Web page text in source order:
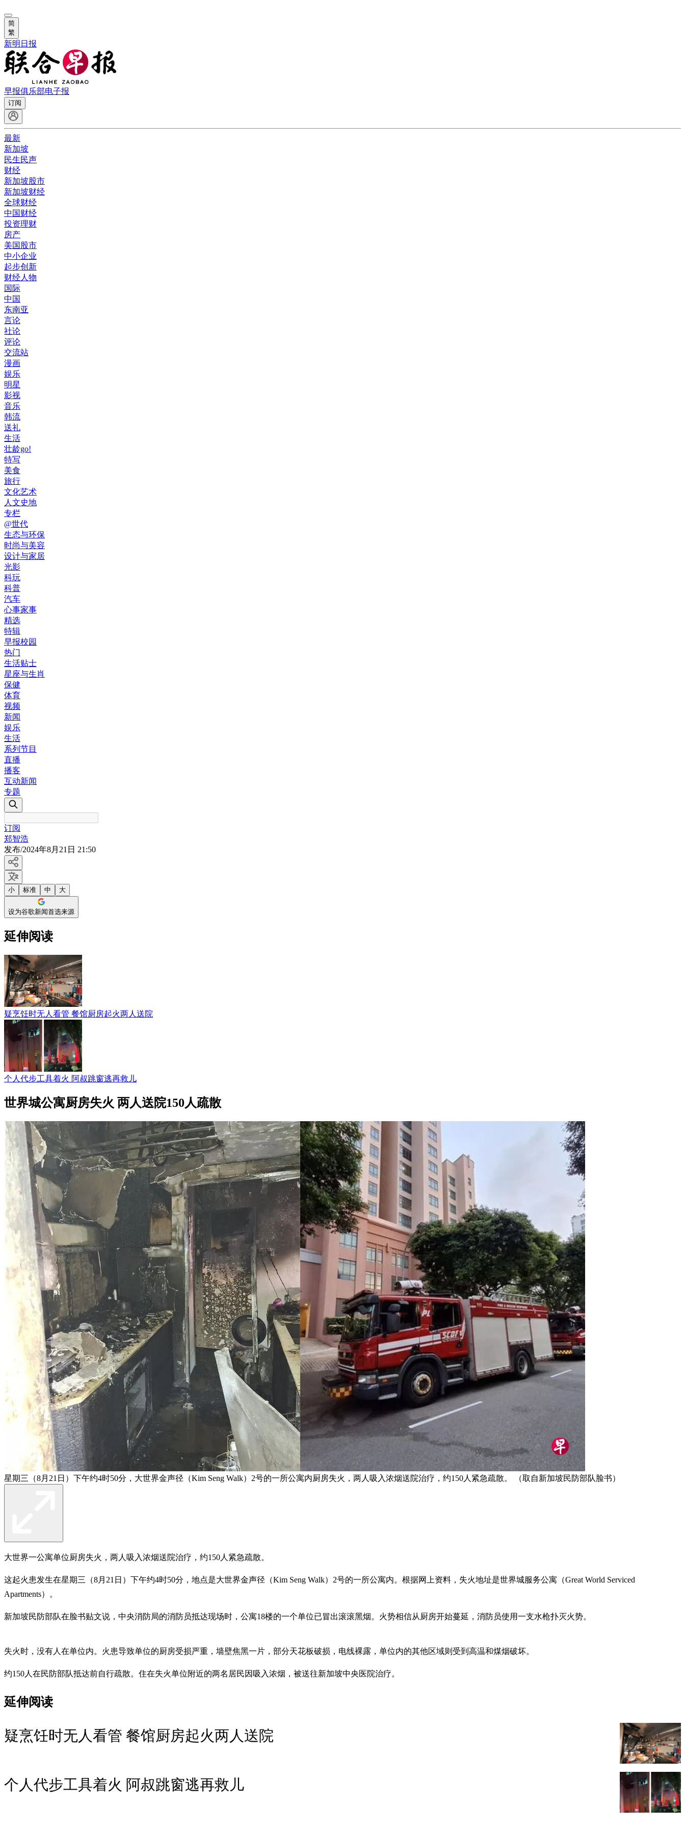
简
繁
新明日报
早报俱乐部电子报
订阅
最新
新加坡
民生民声
财经
新加坡股市
新加坡财经
全球财经
中国财经
投资理财
房产
美国股市
中小企业
起步创新
财经人物
国际
中国
东南亚
言论
社论
评论
交流站
漫画
娱乐
明星
影视
音乐
韩流
送礼
生活
壮龄go!
特写
美食
旅行
文化艺术
人文史地
专栏
@世代
生态与环保
时尚与美容
设计与家居
光影
科玩
科普
汽车
心事家事
精选
特辑
早报校园
热门
生活贴士
星座与生肖
保健
体育
视频
新闻
娱乐
生活
系列节目
直播
播客
互动新闻
专题
订阅
郑智浩
发布/2024年8月21日 21:50
小 标准 中 大
设为谷歌新闻首选来源
延伸阅读
疑烹饪时无人看管 餐馆厨房起火两人送院
个人代步工具着火 阿叔跳窗逃再救儿
世界城公寓厨房失火 两人送院150人疏散
星期三（8月21日）下午约4时50分，大世界金声径（Kim Seng Walk）2号的一所公寓内厨房失火，两人吸入浓烟送院治疗，约150人紧急疏散。 （取自新加坡民防部队脸书）
大世界一公寓单位厨房失火，两人吸入浓烟送院治疗，约150人紧急疏散。
这起火患发生在星期三（8月21日）下午约4时50分，地点是大世界金声径（Kim Seng Walk）2号的一所公寓内。根据网上资料，失火地址是世界城服务公寓（Great World Serviced
Apartments）。
新加坡民防部队在脸书贴文说，中央消防局的消防员抵达现场时，公寓18楼的一个单位已冒出滚滚黑烟。火势相信从厨房开始蔓延，消防员使用一支水枪扑灭火势。
失火时，没有人在单位内。火患导致单位的厨房受损严重，墙壁焦黑一片，部分天花板破损，电线裸露，单位内的其他区域则受到高温和煤烟破坏。
约150人在民防部队抵达前自行疏散。住在失火单位附近的两名居民因吸入浓烟，被送往新加坡中央医院治疗。
延伸阅读
疑烹饪时无人看管 餐馆厨房起火两人送院
个人代步工具着火 阿叔跳窗逃再救儿